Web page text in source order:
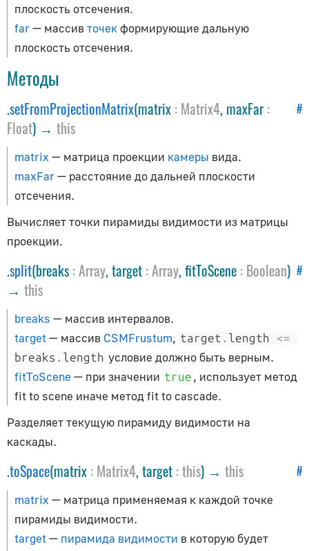
AnimationAction
AnimationUtils
KeyframeTrack
NumberKeyframeTrack
VectorKeyframeTrack
Аудио
Audio
AudioContext
AudioListener
PositionalAudio
Вспомогательные объекты
ArrowHelper
AxesHelper
BoxHelper
CameraHelper
GridHelper
PolarGridHelper
PlaneHelper
PointLightHelper
плоскость отсечения.
far— массивточек формирующие дальную
плоскость отсечения.
Методы
#
.setFromProjectionMatrix(matrix : Matrix4, maxFar:
Float) → this
matrix — матрица проекции камеры вида.
maxFar— расстояние до дальней плоскости
отсечения.
Вычисляет точки пирамиды видимости из матрицы
проекции.
#
.split(breaks :Array, target :Array, fitToScene : Boolean)
→ this
breaks — массив интервалов.
target— массив CSMFrustum, target . length <=
breaks . length условие должно быть верным.
fitToScene — при значении true , использует метод
fit to scene иначе метод fit to cascade.
Разделяет текущую пирамиду видимости на
каскады.
#
.toSpace(matrix : Matrix4, target :this) → this
matrix — матрица применяемая к каждой точке
пирамиды видимости.
target— пирамида видимости в которую будет